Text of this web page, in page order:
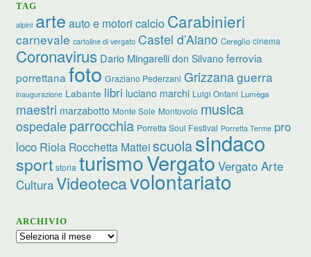
TAG
alpini arte auto e motori calcio Carabinieri
carnevale cartoline di vergato Castel d’Aiano Cereglio cinema
Coronavirus Dario Mingarelli don Silvano ferrovia
porrettana foto Graziano Pederzani Grizzanaguerra
inaugurazione Labante libri luciano marchi Luigi Ontani Lumèga
maestri marzabotto Monte Sole Montovolo musica
ospedale parrocchia Porretta Soul Festival Porretta Terme pro
loco Riola Rocchetta Matteiscuolasindaco
sport storia turismoVergato Vergato Arte
CulturaVideotecavolontariato
ARCHIVIO
Archivio